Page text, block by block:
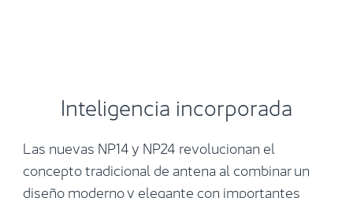
Inteligencia incorporada
Las nuevas NP14 y NP24 revolucionan el
concepto tradicional de antena al combinar un
diseño moderno y elegante con importantes